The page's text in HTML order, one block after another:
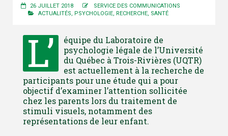
26 JUILLET 2018
SERVICE DES COMMUNICATIONS
ACTUALITÉS, PSYCHOLOGIE, RECHERCHE, SANTÉ
L’
équipe du Laboratoire de
psychologie légale de l’Université
du Québec à Trois-Rivières (UQTR)
est actuellement à la recherche de
participants pour une étude qui a pour
objectif d’examiner l’attention sollicitée
chez les parents lors du traitement de
stimuli visuels, notamment des
représentations de leur enfant.